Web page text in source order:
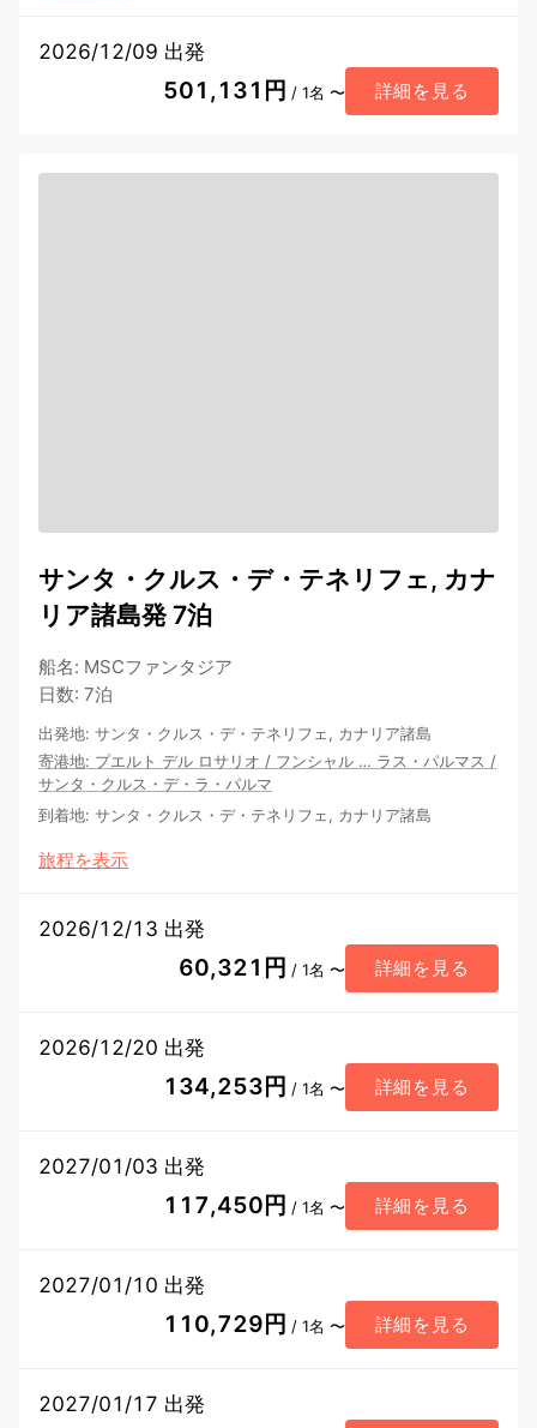
2026/12/09 出発
501,131円 / 1名 〜 詳細を見る
サンタ・クルス・デ・テネリフェ, カナ
リア諸島発 7泊
船名: MSCファンタジア
日数: 7泊
出発地: サンタ・クルス・デ・テネリフェ, カナリア諸島
寄港地: プエルト デル ロサリオ / フンシャル … ラス・パルマス /
サンタ・クルス・デ・ラ・パルマ
到着地: サンタ・クルス・デ・テネリフェ, カナリア諸島
旅程を表示
2026/12/13 出発
60,321円 / 1名 〜 詳細を見る
2026/12/20 出発
134,253円 / 1名 〜 詳細を見る
2027/01/03 出発
117,450円 / 1名 〜 詳細を見る
2027/01/10 出発
110,729円 / 1名 〜 詳細を見る
2027/01/17 出発